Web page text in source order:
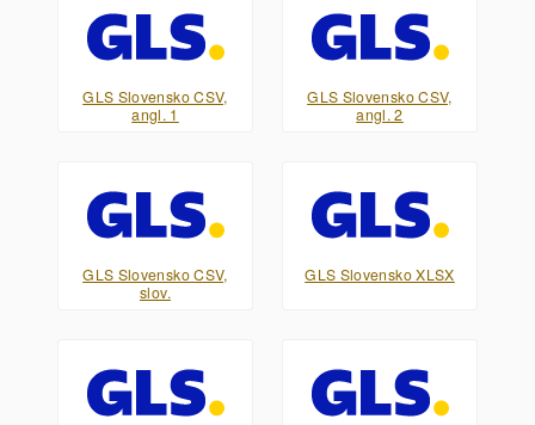
GLS Slovensko CSV,
angl. 1
GLS Slovensko CSV,
angl. 2
GLS Slovensko CSV,
slov.
GLS Slovensko XLSX